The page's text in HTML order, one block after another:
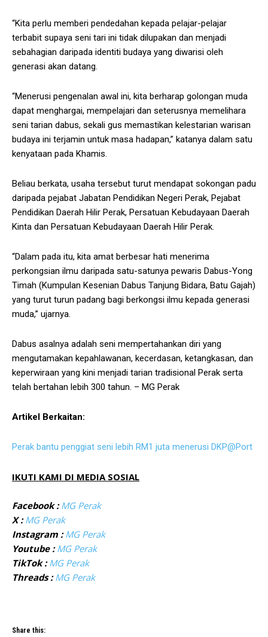
“Kita perlu memberi pendedahan kepada pelajar-pelajar
terbabit supaya seni tari ini tidak dilupakan dan menjadi
sebahagian daripada identiti budaya yang diwarisi oleh
generasi akan datang.
“Menerusi pengenalan awal ini, kita berharap golongan muda
dapat menghargai, mempelajari dan seterusnya memelihara
seni tarian dabus, sekali gus memastikan kelestarian warisan
budaya ini terjamin untuk masa hadapan,” katanya dalam satu
kenyataan pada Khamis.
Beliau berkata, usaha tersebut turut mendapat sokongan padu
daripada pejabat Jabatan Pendidikan Negeri Perak, Pejabat
Pendidikan Daerah Hilir Perak, Persatuan Kebudayaan Daerah
Kinta dan Persatuan Kebudayaan Daerah Hilir Perak.
“Dalam pada itu, kita amat berbesar hati menerima
perkongsian ilmu daripada satu-satunya pewaris Dabus-Yong
Timah (Kumpulan Kesenian Dabus Tanjung Bidara, Batu Gajah)
yang turut turun padang bagi berkongsi ilmu kepada generasi
muda,” ujarnya.
Dabus asalnya adalah seni mempertahankan diri yang
mengutamakan kepahlawanan, kecerdasan, ketangkasan, dan
keperwiraan yang kini menjadi tarian tradisional Perak serta
telah bertahan lebih 300 tahun. – MG Perak
Artikel Berkaitan:
Perak bantu penggiat seni lebih RM1 juta menerusi DKP@Port
IKUTI KAMI DI MEDIA SOSIAL
Facebook : MG Perak
X : MG Perak
Instagram : MG Perak
Youtube : MG Perak
TikTok : MG Perak
Threads : MG Perak
Share this: